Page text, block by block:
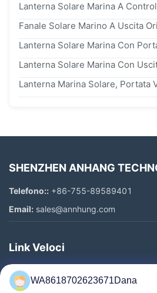
SHENZHEN ANHANG
Telefono:: +86-755-89589401
Email: sales@annhung.com
Link Veloci
Casa.
Prodotti
WA8618702623671Dana